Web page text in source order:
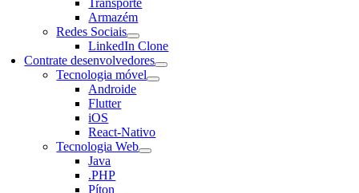
Transporte
Armazém
Redes Sociais
LinkedIn Clone
Contrate desenvolvedores
Tecnologia móvel
Androide
Flutter
iOS
React-Nativo
Tecnologia Web
Java
.PHP
Píton